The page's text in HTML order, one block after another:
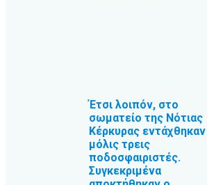
Έτσι λοιπόν, στο
σωματείο της Νότιας
Κέρκυρας εντάχθηκαν
μόλις τρεις
ποδοσφαιριστές.
Συγκεκριμένα